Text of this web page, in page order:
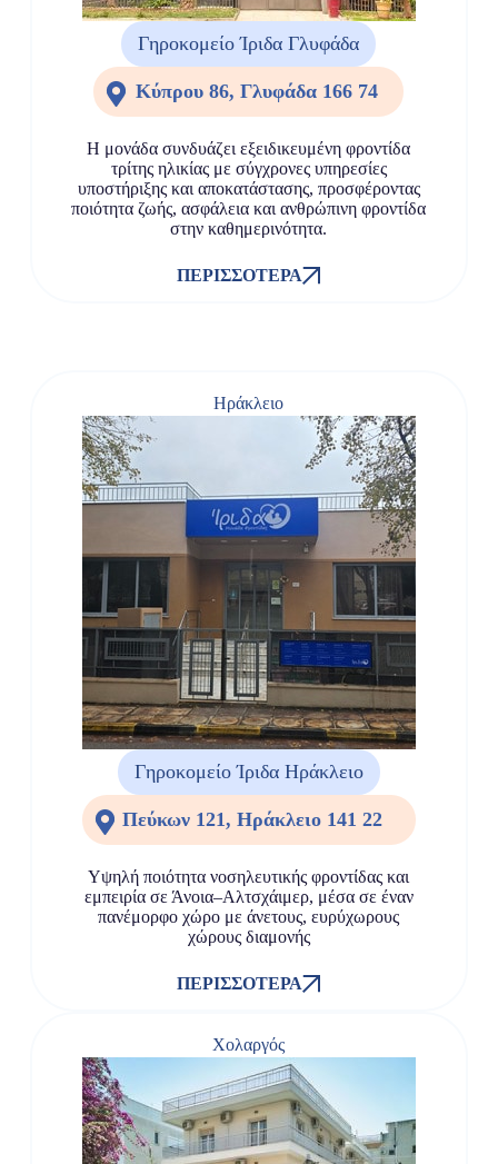
Γηροκομείο Ίριδα Γλυφάδα
Κύπρου 86, Γλυφάδα 166 74
Η μονάδα συνδυάζει εξειδικευμένη φροντίδα
τρίτης ηλικίας με σύγχρονες υπηρεσίες
υποστήριξης και αποκατάστασης, προσφέροντας
ποιότητα ζωής, ασφάλεια και ανθρώπινη φροντίδα
στην καθημερινότητα.
ΠΕΡΙΣΣΌΤΕΡΑ
Ηράκλειο
Γηροκομείο Ίριδα Ηράκλειο
Πεύκων 121, Ηράκλειο 141 22
Υψηλή ποιότητα νοσηλευτικής φροντίδας και
εμπειρία σε Άνοια–Αλτσχάιμερ, μέσα σε έναν
πανέμορφο χώρο με άνετους, ευρύχωρους
χώρους διαμονής
ΠΕΡΙΣΣΌΤΕΡΑ
Χολαργός